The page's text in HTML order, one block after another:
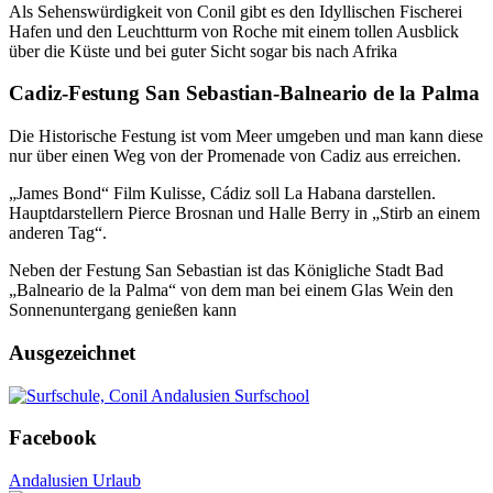
Als Sehenswürdigkeit von Conil gibt es den Idyllischen Fischerei
Hafen und den Leuchtturm von Roche mit einem tollen Ausblick
über die Küste und bei guter Sicht sogar bis nach Afrika
Cadiz-Festung San Sebastian-Balneario de la Palma
Die Historische Festung ist vom Meer umgeben und man kann diese
nur über einen Weg von der Promenade von Cadiz aus erreichen.
„James Bond“ Film Kulisse, Cádiz soll La Habana darstellen.
Hauptdarstellern Pierce Brosnan und Halle Berry in „Stirb an einem
anderen Tag“.
Neben der Festung San Sebastian ist das Königliche Stadt Bad
„Balneario de la Palma“ von dem man bei einem Glas Wein den
Sonnenuntergang genießen kann
Ausgezeichnet
Facebook
Andalusien Urlaub